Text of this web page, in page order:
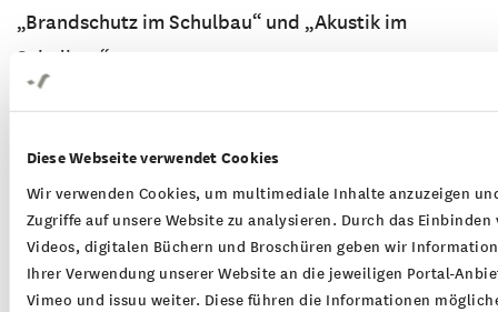
Diese Webseite verwendet Cookies
Wir verwenden Cookies, um multimediale Inhalte anzuzeigen
Zugriffe auf unsere Website zu analysieren. Durch das Einbinden
Videos, digitalen Büchern und Broschüren geben wir
Ihrer Verwendung unserer Website an die jeweiligen Portal-
Vimeo und issuu weiter. Diese führen die Informationen
„Brandschutz im Schulbau“ und „Akustik im
Schulbau“.